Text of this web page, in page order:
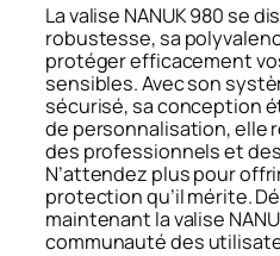
La valise NANUK 980 se
robustesse, sa
protéger efficacement
sensibles. Avec son
sécurisé, sa conception
de personnalisation, elle
des professionnels et
N’attendez plus pour
protection qu’il mérite.
maintenant la valise
communauté des